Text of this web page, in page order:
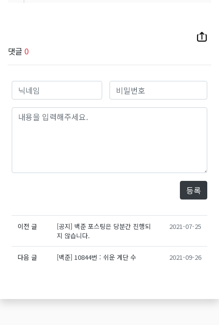
댓글 0
등록
이전 글
[공지] 백준 포스팅은 당분간 진행되
지 않습니다.
2021-07-25
다음 글 [백준] 10844번 : 쉬운 계단 수 2021-09-26